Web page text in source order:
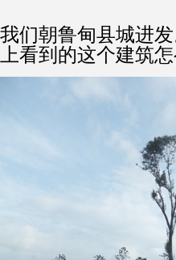
我们朝鲁甸县城进
上看到的这个建筑